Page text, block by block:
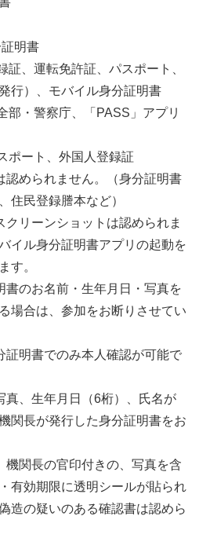
明書
証、運転免許証、パスポート、
行）、モバイル身分証明書
部・警察庁、「PASS」アプリ
ポート
、外国人登録証
認められません。（身分証明書
住民登録謄本など）
リーンショットは認められま
イル身分証明書アプリの起動を
す。
書のお名前・生年月日・写真を
場合は、参加をお断りさせてい
証明書でのみ本人確認が可能で
真、生年月日（6桁）、氏名が
関長が発行した身分証明書をお
機関長の官印付きの、写真を含
有効期限に透明シールが貼られ
造の疑いのある確認書は認めら